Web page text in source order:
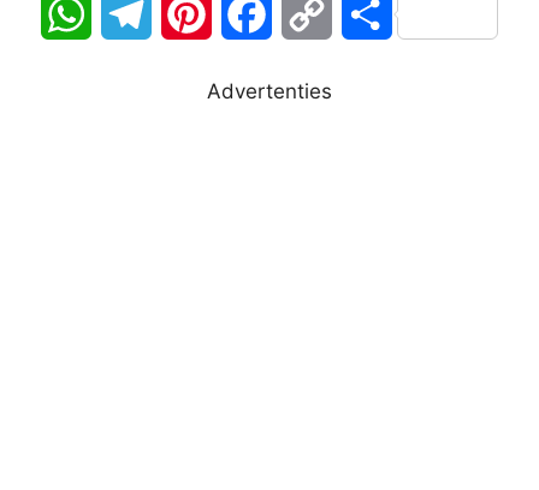
W D
Advertenties